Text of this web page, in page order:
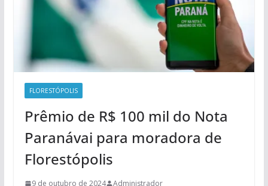
FLORESTÓPOLIS
Prêmio de R$ 100 mil do Nota
Paranávai para moradora de
Florestópolis
9 de outubro de 2024 Administrador